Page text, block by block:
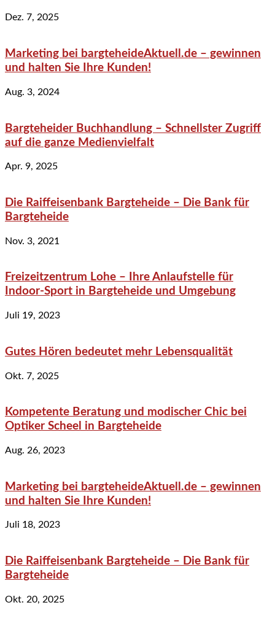
Dez. 7, 2025
Marketing bei bargteheideAktuell.de – gewinnen
und halten Sie Ihre Kunden!
Aug. 3, 2024
Bargteheider Buchhandlung – Schnellster Zugriff
auf die ganze Medienvielfalt
Apr. 9, 2025
Die Raiffeisenbank Bargteheide – Die Bank für
Bargteheide
Nov. 3, 2021
Freizeitzentrum Lohe – Ihre Anlaufstelle für
Indoor-Sport in Bargteheide und Umgebung
Juli 19, 2023
Gutes Hören bedeutet mehr Lebensqualität
Okt. 7, 2025
Kompetente Beratung und modischer Chic bei
Optiker Scheel in Bargteheide
Aug. 26, 2023
Marketing bei bargteheideAktuell.de – gewinnen
und halten Sie Ihre Kunden!
Juli 18, 2023
Die Raiffeisenbank Bargteheide – Die Bank für
Bargteheide
Okt. 20, 2025